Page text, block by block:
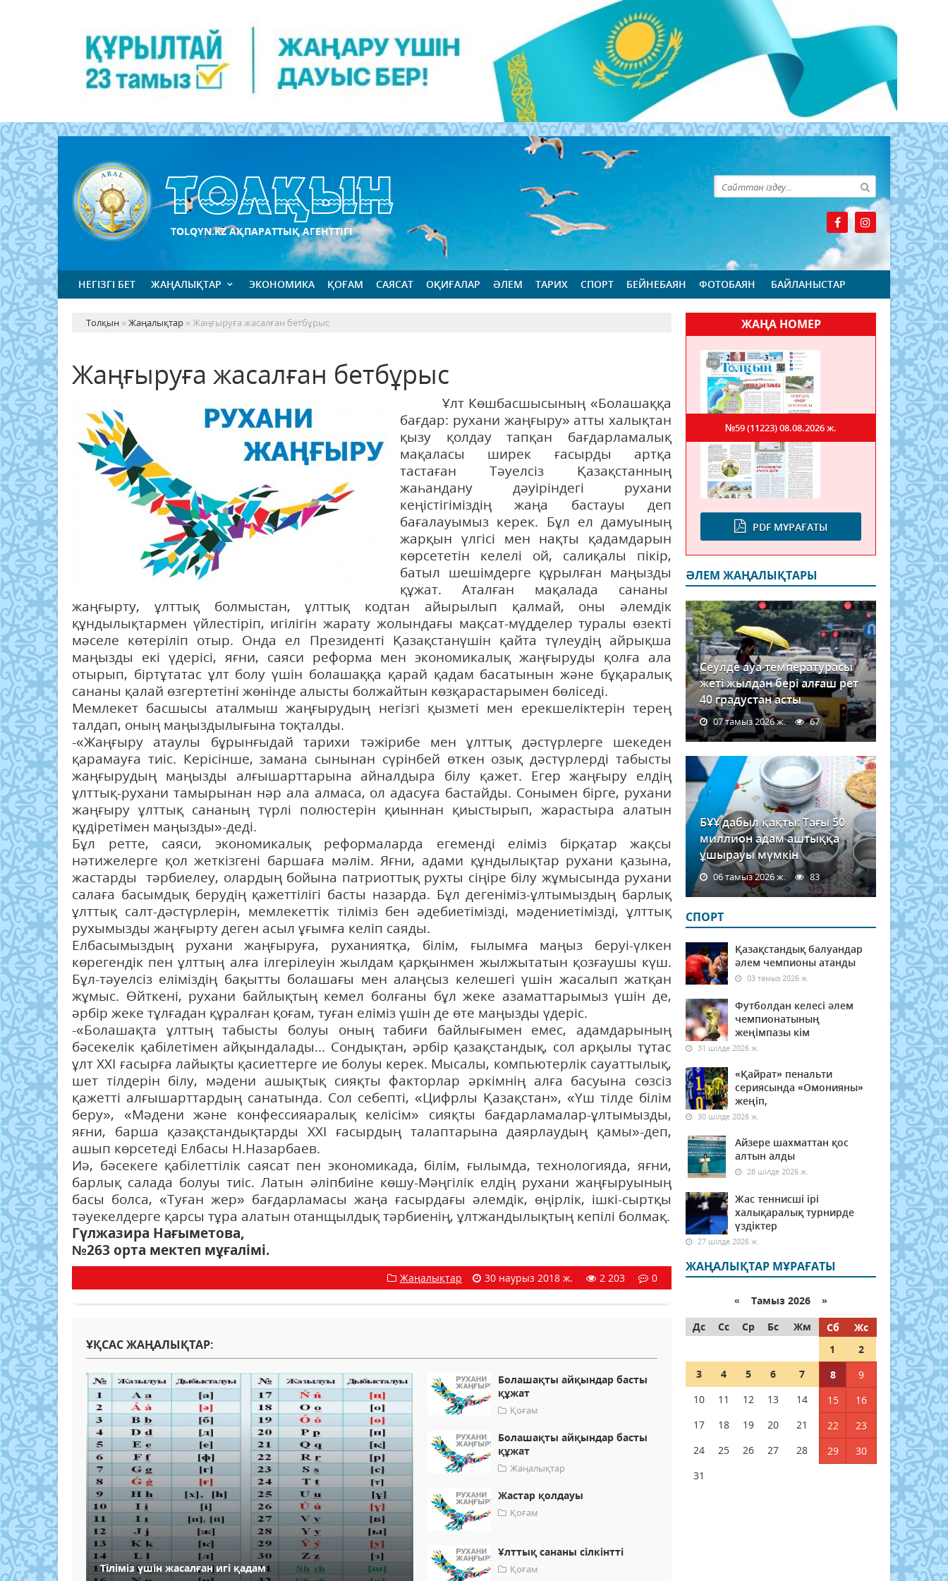
TOLQYN.KZ АҚПАРАТТЫҚ АГЕНТТІГІ
НЕГІЗГІ БЕТ ЖАҢАЛЫҚТАР ЭКОНОМИКА ҚОҒАМ САЯСАТ ОҚИҒАЛАР ӘЛЕМ ТАРИХ СПОРТ БЕЙНЕБАЯН ФОТОБАЯН БАЙЛАНЫСТАР
Толқын »Жаңалықтар » Жаңғыруға жасалған бетбұрыс
Жаңғыруға жасалған бетбұрыс
Ұлт Көшбасшысының «Болашаққа
бағдар: рухани жаңғыру» атты халықтан
қызу қолдау тапқан бағдарламалық
мақаласы ширек ғасырды артқа
тастаған Тәуелсіз Қазақстанның
жаһандану дәуіріндегі рухани
кеңістігіміздің жаңа бастауы деп
бағалауымыз керек. Бұл ел дамуының
жарқын үлгісі мен нақты қадамдарын
көрсететін келелі ой, салиқалы пікір,
батыл шешімдерге құрылған маңызды
құжат. Аталған мақалада сананы
жаңғырту, ұлттық болмыстан, ұлттық кодтан айырылып қалмай, оны әлемдік
құндылықтармен үйлестіріп, игілігін жарату жолындағы мақсат-мүдделер туралы өзекті
мәселе көтеріліп отыр. Онда ел Президенті Қазақстанүшін қайта түлеудің айрықша
маңызды екі үдерісі, яғни, саяси реформа мен экономикалық жаңғыруды қолға ала
отырып, біртұтатас ұлт болу үшін болашаққа қарай қадам басатынын және бұқаралық
сананы қалай өзгертетіні жөнінде алысты болжайтын көзқарастарымен бөліседі.
Мемлекет басшысы аталмыш жаңғырудың негізгі қызметі мен ерекшеліктерін терең
талдап, оның маңыздылығына тоқталды.
-«Жаңғыру атаулы бұрынғыдай тарихи тәжірибе мен ұлттық дәстүрлерге шекеден
қарамауға тиіс. Керісінше, замана сынынан сүрінбей өткен озық дәстүрлерді табысты
жаңғырудың маңызды алғышарттарына айналдыра білу қажет. Егер жаңғыру елдің
ұлттық-рухани тамырынан нәр ала алмаса, ол адасуға бастайды. Сонымен бірге, рухани
жаңғыру ұлттық сананың түрлі полюстерін қиыннан қиыстырып, жарастыра алатын
құдіретімен маңызды»-деді.
Бұл ретте, саяси, экономикалық реформаларда егеменді еліміз бірқатар жақсы
нәтижелерге қол жеткізгені баршаға мәлім. Яғни, адами құндылықтар рухани қазына,
жастарды тәрбиелеу, олардың бойына патриоттық рухты сіңіре білу жұмысында рухани
салаға басымдық берудің қажеттілігі басты назарда. Бұл дегеніміз-ұлтымыздың барлық
ұлттық салт-дәстүрлерін, мемлекеттік тіліміз бен әдебиетімізді, мәдениетімізді, ұлттық
рухымызды жаңғырту деген асыл ұғымға келіп саяды.
Елбасымыздың рухани жаңғыруға, руханиятқа, білім, ғылымға маңыз беруі-үлкен
көрегендік пен ұлттың алға ілгерілеуін жылдам қарқынмен жылжытатын қозғаушы күш.
Бұл-тәуелсіз еліміздің бақытты болашағы мен алаңсыз келешегі үшін жасалып жатқан
жұмыс. Өйткені, рухани байлықтың кемел болғаны бұл жеке азаматтарымыз үшін де,
әрбір жеке тұлғадан құралған қоғам, туған еліміз үшін де өте маңызды үдеріс.
-«Болашақта ұлттың табысты болуы оның табиғи байлығымен емес, адамдарының
бәсекелік қабілетімен айқындалады... Сондықтан, әрбір қазақстандық, сол арқылы тұтас
ұлт ХХІ ғасырға лайықты қасиеттерге ие болуы керек. Мысалы, компьютерлік сауаттылық,
шет тілдерін білу, мәдени ашықтық сияқты факторлар әркімнің алға басуына сөзсіз
қажетті алғышарттардың санатында. Сол себепті, «Цифрлы Қазақстан», «Үш тілде білім
беру», «Мәдени және конфессияаралық келісім» сияқты бағдарламалар-ұлтымызды,
яғни, барша қазақстандықтарды ХХІ ғасырдың талаптарына даярлаудың қамы»-деп,
ашып көрсетеді Елбасы Н.Назарбаев.
Иә, бәсекеге қабілеттілік саясат пен экономикада, білім, ғылымда, технологияда, яғни,
барлық салада болуы тиіс. Латын әліпбиіне көшу-Мәңгілік елдің рухани жаңғыруының
басы болса, «Туған жер» бағдарламасы жаңа ғасырдағы әлемдік, өңірлік, ішкі-сыртқы
тәуекелдерге қарсы тұра алатын отанщылдық тәрбиенің, ұлтжандылықтың кепілі болмақ.
Гүлжазира Нағыметова,
№263 орта мектеп мұғалімі.
Жаңалықтар 30 наурыз 2018 ж. 2 203 0
ҰҚСАС ЖАҢАЛЫҚТАР:
Тіліміз үшін жасалған игі қадам
Болашақты айқындар басты
құжат
Қоғам
Болашақты айқындар басты
құжат
Жаңалықтар
Жастар қолдауы
Қоғам
Ұлттық сананы сілкінтті
Қоғам
ЖАҢА НОМЕР
PDF МҰРАҒАТЫ
№59 (11223)08.08.2026 ж.
ӘЛЕМ ЖАҢАЛЫҚТАРЫ
Сеулде ауа температурасы
жеті жылдан бері алғаш рет
40 градустан асты
07 тамыз 2026 ж. 67
БҰҰ дабыл қақты: Тағы 50
миллион адам аштыққа
ұшырауы мүмкін
06 тамыз 2026 ж. 83
СПОРТ
Қазақстандық балуандар
әлем чемпионы атанды
03 тамыз 2026 ж.
Футболдан келесі әлем
чемпионатының
жеңімпазы кім
31 шілде 2026 ж.
«Қайрат» пенальти
сериясында «Омонияны»
жеңіп,
30 шілде 2026 ж.
Айзере шахматтан қос
алтын алды
28 шілде 2026 ж.
Жас теннисші ірі
халықаралық турнирде
үздіктер
27 шілде 2026 ж.
ЖАҢАЛЫҚТАР МҰРАҒАТЫ
« Тамыз 2026 »
Дс
Сс Ср Бс Жм Сб
Жс
1
2
3
4 5 6 7 8
9
10
11 12 13 14 15
16
17
18 19 20 21 22
23
24
25 26 27 28 29
30
31